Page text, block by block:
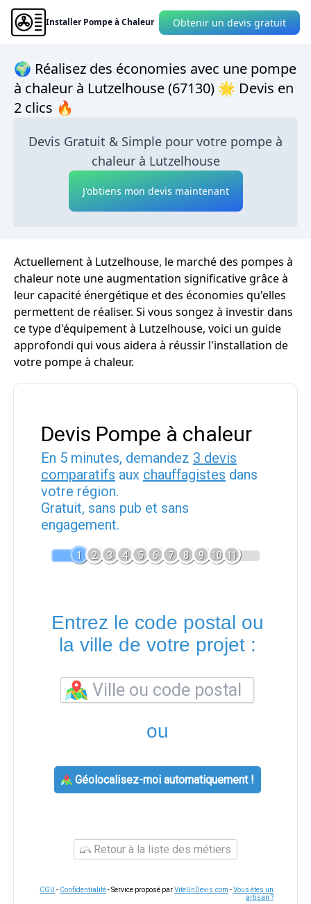
Installer Pompe à Chaleur Obtenir un devis gratuit
🌍 Réalisez des économies avec une pompe
à chaleur à Lutzelhouse (67130) 🌟 Devis en
2 clics 🔥
Devis Gratuit & Simple pour votre pompe à
chaleur à Lutzelhouse
J'obtiens mon devis maintenant
Actuellement à Lutzelhouse, le marché des pompes à
chaleur note une augmentation significative grâce à
leur capacité énergétique et des économies qu'elles
permettent de réaliser. Si vous songez à investir dans
ce type d'équipement à Lutzelhouse, voici un guide
approfondi qui vous aidera à réussir l'installation de
votre pompe à chaleur.
Devis Pompe à chaleur
En 5 minutes, demandez 3 devis
comparatifs aux chauffagistes dans
votre région.
Gratuit, sans pub et sans
engagement.
1 2 3 4 5 6 7 8 9 10 11
Entrez le code postal ou
la ville de votre projet :
ou
Géolocalisez-moi automatiquement !
Retour à la liste des métiers
CGU - Confidentialité- Service proposé parViteUnDevis.com -Vous êtes un
artisan ?